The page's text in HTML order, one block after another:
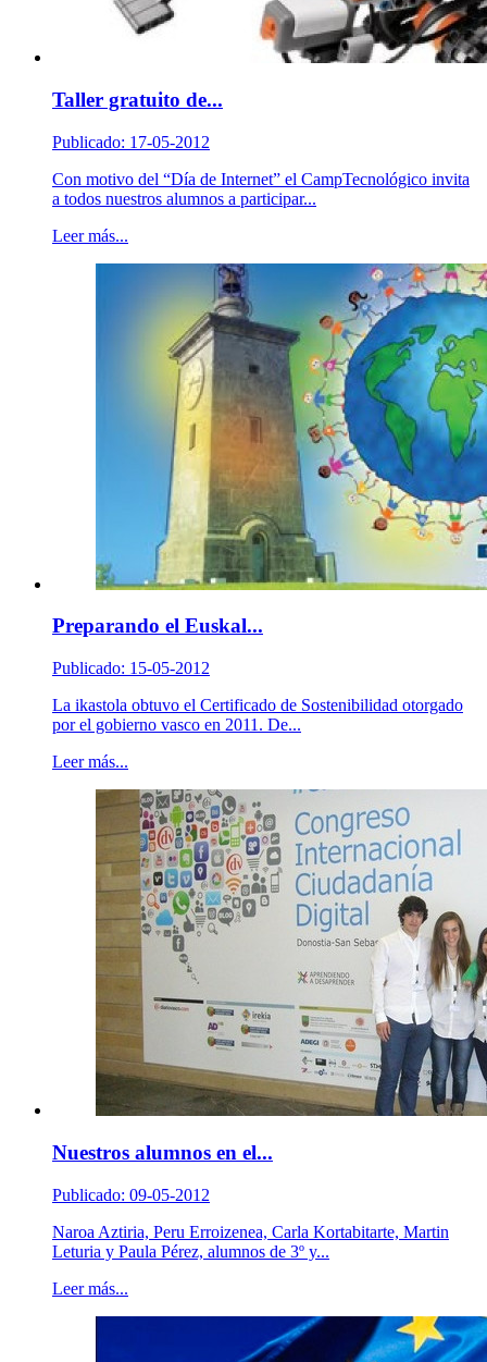
Taller gratuito de...
Publicado: 17-05-2012
Con motivo del “Día de Internet” el CampTecnológico invita
a todos nuestros alumnos a participar...
Leer más...
Preparando el Euskal...
Publicado: 15-05-2012
La ikastola obtuvo el Certificado de Sostenibilidad otorgado
por el gobierno vasco en 2011. De...
Leer más...
Nuestros alumnos en el...
Publicado: 09-05-2012
Naroa Aztiria, Peru Erroizenea, Carla Kortabitarte, Martin
Leturia y Paula Pérez, alumnos de 3º y...
Leer más...